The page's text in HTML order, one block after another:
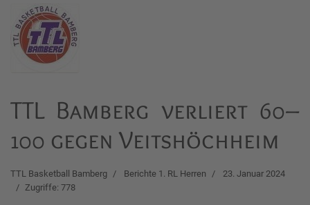
TTL Bamberg verliert 60–
100 gegen Veitshöchheim
TTL Basketball Bamberg Berichte 1. RL Herren
23. Januar 2024
Zugriffe: 778